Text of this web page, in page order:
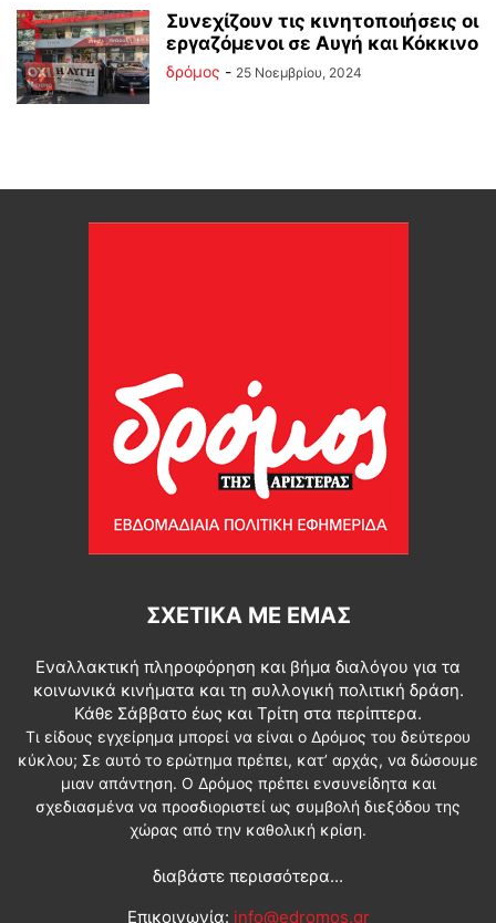
Συνεχίζουν τις κινητοποιήσεις οι
εργαζόμενοι σε Αυγή και Κόκκινο
δρόμος - 25 Νοεμβρίου, 2024
ΣΧΕΤΙΚΆ ΜΕ ΕΜΆΣ
Εναλλακτική πληροφόρηση και βήμα διαλόγου για τα
κοινωνικά κινήματα και τη συλλογική πολιτική δράση.
Κάθε Σάββατο έως και Τρίτη στα περίπτερα.
Τι είδους εγχείρημα μπορεί να είναι ο Δρόμος του δεύτερου
κύκλου; Σε αυτό το ερώτημα πρέπει, κατ’ αρχάς, να δώσουμε
μιαν απάντηση. Ο Δρόμος πρέπει ενσυνείδητα και
σχεδιασμένα να προσδιοριστεί ως συμβολή διεξόδου της
χώρας από την καθολική κρίση.
διαβάστε περισσότερα...
Επικοινωνία: info@edromos.gr